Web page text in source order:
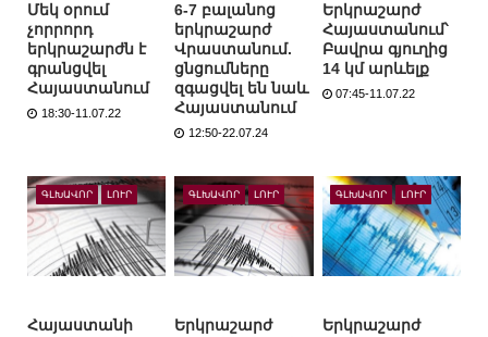
Մեկ օրում
չորրորդ
երկրաշարժն է
գրանցվել
Հայաստանում
18:30-11.07.22
6-7 բալանոց
երկրաշարժ
Վրաստանում.
ցնցումները
զգացվել են նաև
Հայաստանում
12:50-22.07.24
Երկրաշարժ
Հայաստանում՝
Բավրա գյուղից
14 կմ արևելք
07:45-11.07.22
ԳԼԽԱՎՈՐ ԼՈՒՐ
Հայաստանի
ԳԼԽԱՎՈՐ ԼՈՒՐ
Երկրաշարժ
ԳԼԽԱՎՈՐ ԼՈՒՐ
Երկրաշարժ